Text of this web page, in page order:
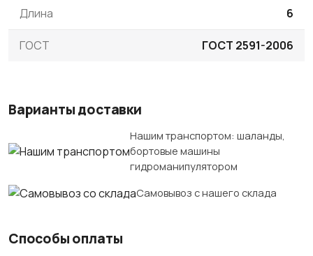
Длина 6
ГОСТ ГОСТ 2591-2006
Варианты доставки
Нашим транспортом: шаланды,
бортовые машины
гидроманипулятором
Самовывоз с нашего склада
Способы оплаты